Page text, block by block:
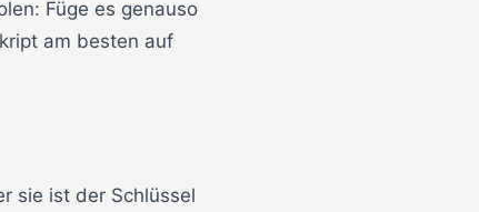
Füge es genauso
am besten auf
sie ist der Schlüssel